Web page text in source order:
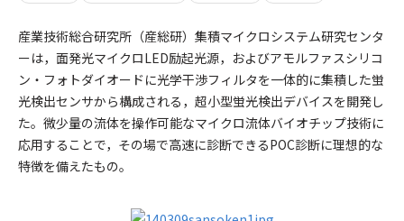
産業技術総合研究所（産総研）集積マイクロシステム研究センタ
ーは，面発光マイクロLED励起光源，およびアモルファスシリコ
ン・フォトダイオードに光学干渉フィルタを一体的に集積した蛍
光検出センサから構成される，超小型蛍光検出デバイスを開発し
た。微少量の流体を操作可能なマイクロ流体バイオチップ技術に
応用することで，その場で高速に診断できるPOC診断に理想的な
特徴を備えたもの。